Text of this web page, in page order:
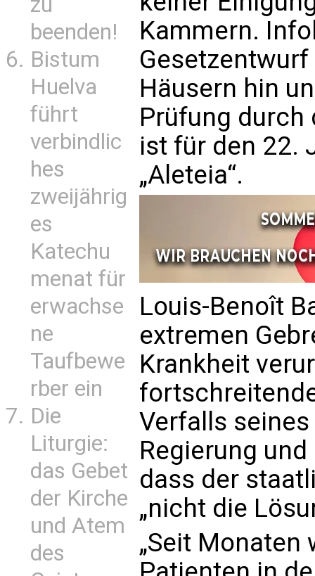
beenden!
Bistum
Huelva
führt
verbindlic
hes
zweijährig
es
Katechu
menat für
erwachse
ne
Taufbewe
rber ein
Die
Liturgie:
das Gebet
der Kirche
und Atem
des
Kammern.
Häusern hin
Prüfung durch
ist für den 22.
„Aleteia“.
Louis-Benoît
extremen
Krankheit
Verfalls
Regierung
dass der
„nicht die
„Seit